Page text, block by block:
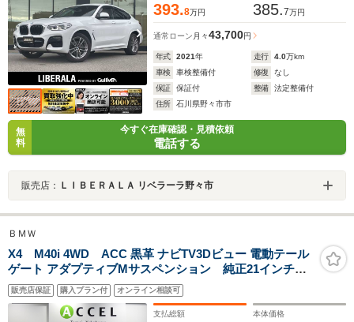
393.8万円 385.7万円
通常ローン 月々43,700円
年式 2021年 走行 4.0万km
車検
車検整備付 修復
なし
保証
保証付 整備
法定整備付
住所
石川県野々市市
無
料
今すぐ在庫確認・見積依頼
電話する
販売店： ＬＩＢＥＲＡＬＡ リベラーラ野々市
ＢＭＷ
X4 M40i 4WD ACC 黒革 ナビTV3Dビュー 電動テール
ゲート アダプティブMサスペンション 純正21インチア
ルミ アダプティブLEDヘッドライト ヘッドアップデ
ィスプレイ ワイヤレスチャージング アンビエントライ
販売店保証 購入プラン付 オンライン相談可
支払総額 本体価格